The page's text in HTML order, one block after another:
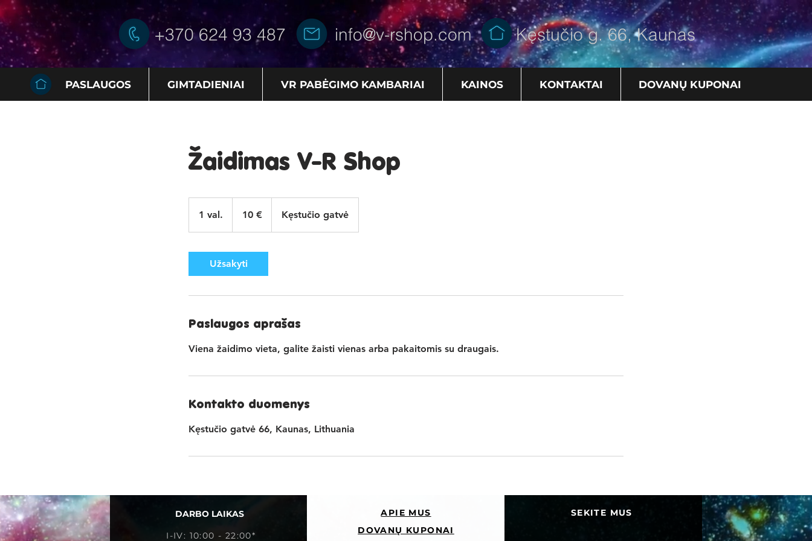
+370 624 93 487 info@v-rshop.com Kęstučio g. 66, Kaunas
PASLAUGOS GIMTADIENIAI VR PABĖGIMO KAMBARIAI KAINOS KONTAKTAI DOVANŲ KUPONAI
Žaidimas V-R Shop
1 val.
v
10 € Kęstučio gatvė
Užsakyti
Paslaugos aprašas
Viena žaidimo vieta, galite žaisti vienas arba pakaitomis su draugais.
Kontakto duomenys
Kęstučio gatvė 66, Kaunas, Lithuania
DARBO LAIKAS
I-IV: 10:00 - 22:00*
APIE MUS
DOVANŲ KUPONAI
SEKITE MUS